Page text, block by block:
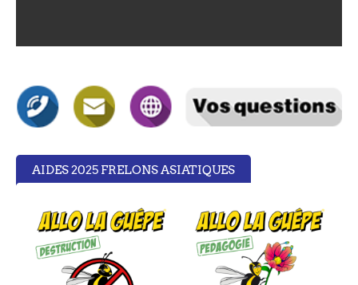
AIDES 2025 FRELONS ASIATIQUES